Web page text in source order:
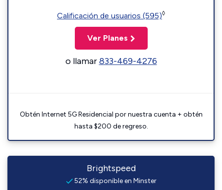
Calificación de usuarios (595)◊
Ver Planes
o llamar833-469-4276
Obtén Internet 5G Residencial por nuestra cuenta + obtén
hasta $200 de regreso.
Brightspeed
52% disponible en Minster